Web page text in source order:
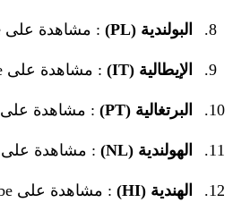
البولندية (PL) : مشاهدة على YouTube
الإيطالية (IT) : مشاهدة على YouTube
البرتغالية (PT) : مشاهدة على YouTube
الهولندية (NL) : مشاهدة على YouTube
الهندية (HI) : مشاهدة على YouTube